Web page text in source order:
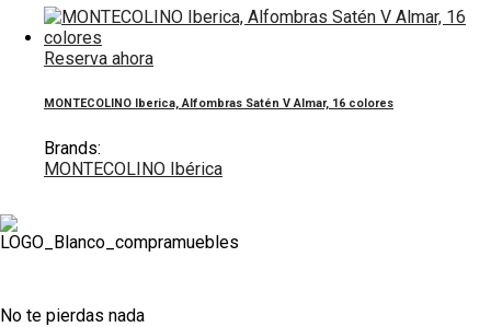
Reserva ahora
MONTECOLINO Iberica, Alfombras Satén V Almar, 16 colores
Brands:
MONTECOLINO Ibérica
No te pierdas nada